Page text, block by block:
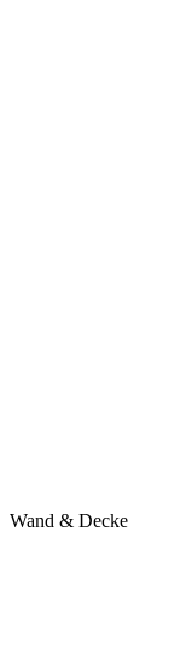
Wand & Decke